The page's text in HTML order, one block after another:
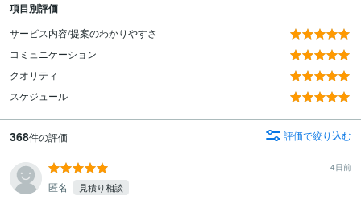
項目別評価
サービス内容/提案のわかりやすさ
コミュニケーション
クオリティ
スケジュール
368件の評価 評価で絞り込む
4日前
匿名 見積り相談